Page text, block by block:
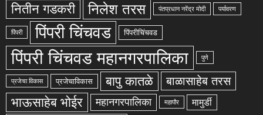
नितीन गडकरी निलेश तरस पंतप्रधान नरेंद्र मोदी पर्यावरण
पिंपरी पिंपरी चिंचवड पिंपरीचिंचवड
पिंपरी चिंचवड महानगरपालिका पुणे
प्रजेचा विकास प्रजेचाविकास बापु कातळे बाळासाहेब तरस
भाऊसाहेब भोईर महानगरपालिका महापौर मामुर्डी